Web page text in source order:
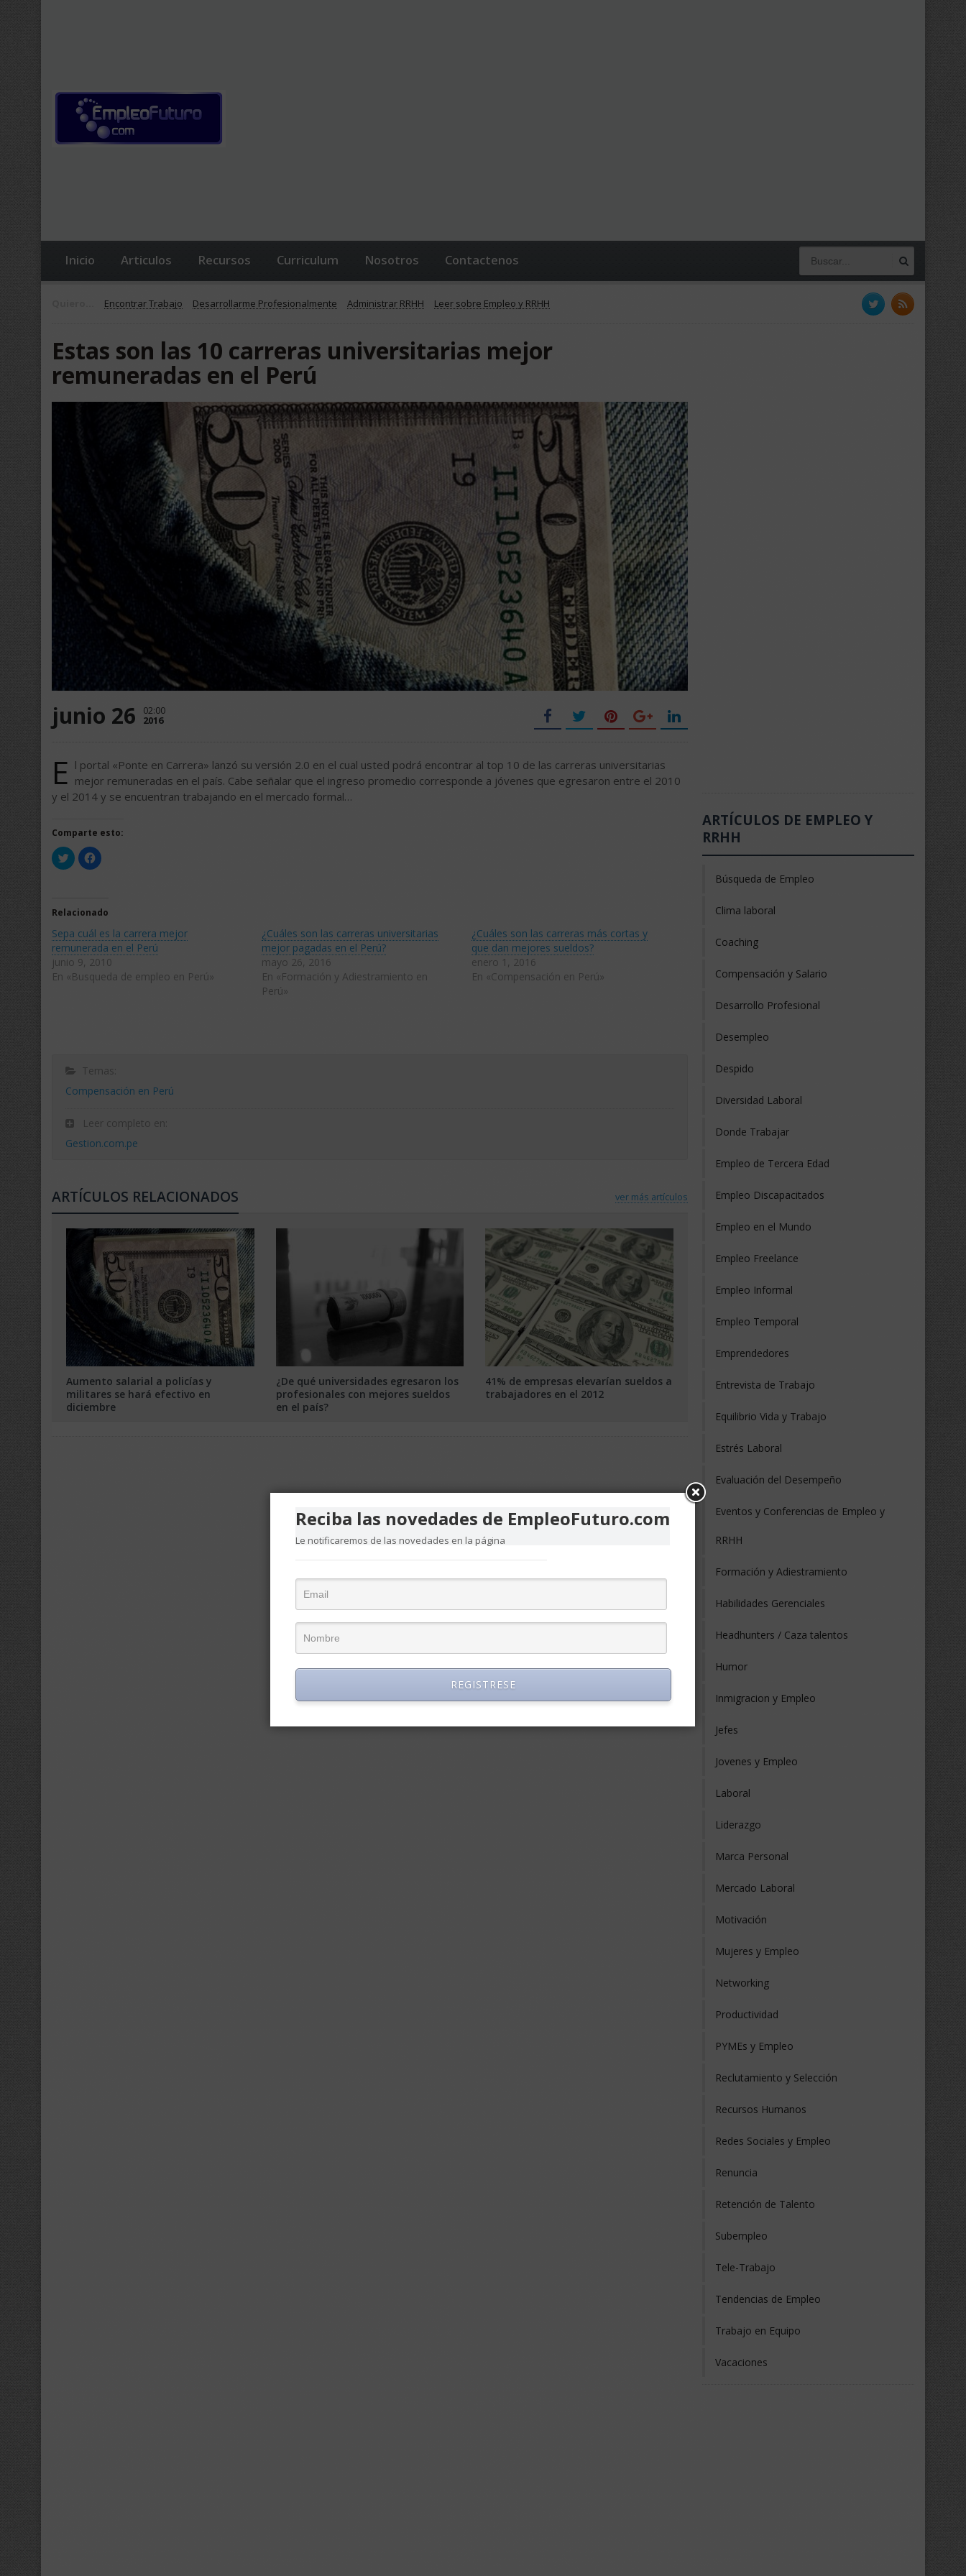
Inicio Articulos Recursos Curriculum Nosotros Contactenos
Encontrar Trabajo Desarrollarme Profesionalmente Administrar RRHH Leer sobre Empleo y RRHH
Estas son las 10 carreras universitarias mejor
remuneradas en el Perú
junio 26 02:00
2016
E l portal «Ponte en Carrera» lanzó su versión 2.0 en el cual usted podrá encontrar al top 10 de las carreras universitarias
mejor remuneradas en el país. Cabe señalar que el ingreso promedio corresponde a jóvenes que egresaron entre el 2010
y el 2014 y se encuentran trabajando en el mercado formal…
Comparte esto:
Haz
clic
para
(Se
abre
una
ventana
nueva)
Haz
clic
(Se
abre
una
ventana
nueva)
Relacionado
Sepa cuál es la carrera mejor
remunerada en el Perú
junio 9, 2010
En «Busqueda de empleo en Perú»
¿Cuáles son las carreras universitarias
mejor pagadas en el Perú?
mayo 26, 2016
En «Formación y Adiestramiento en
Perú»
¿Cuáles son las carreras más cortas y
que dan mejores sueldos?
enero 1, 2016
En «Compensación en Perú»
Temas:
Compensación en Perú
Leer completo en:
Gestion.com.pe
ver más artículos
ARTÍCULOS RELACIONADOS
Aumento salarial a policías y
militares se hará efectivo en
diciembre
¿De qué universidades egresaron los
profesionales con mejores sueldos
en el país?
41% de empresas elevarían sueldos a
trabajadores en el 2012
ARTÍCULOS DE EMPLEO Y
RRHH
Búsqueda de Empleo
Clima laboral
Coaching
Compensación y Salario
Desarrollo Profesional
Desempleo
Despido
Diversidad Laboral
Donde Trabajar
Empleo de Tercera Edad
Empleo Discapacitados
Empleo en el Mundo
Empleo Freelance
Empleo Informal
Empleo Temporal
Emprendedores
Entrevista de Trabajo
Equilibrio Vida y Trabajo
Estrés Laboral
Evaluación del Desempeño
Eventos y Conferencias de Empleo y
RRHH
Formación y Adiestramiento
Habilidades Gerenciales
Headhunters / Caza talentos
Humor
Inmigracion y Empleo
Jefes
Jovenes y Empleo
Laboral
Liderazgo
Marca Personal
Mercado Laboral
Motivación
Mujeres y Empleo
Networking
Productividad
PYMEs y Empleo
Reclutamiento y Selección
Recursos Humanos
Redes Sociales y Empleo
Renuncia
Retención de Talento
Subempleo
Tele-Trabajo
Tendencias de Empleo
Trabajo en Equipo
Vacaciones
Reciba las novedades de EmpleoFuturo.com
Le notificaremos de las novedades en la página
REGISTRESE